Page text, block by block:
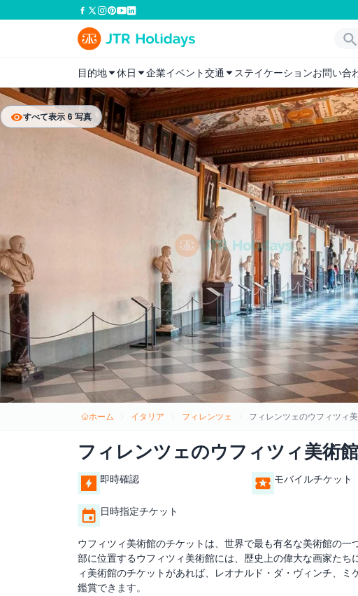
目的地 休日 企業イベント交通 ステイケーションお問い合
すべて表示 6 写真
ホーム イタリア フィレンツェ フィレンツェのウフィツィ
フィレンツェのウフィツィ美術
即時確認 モバイルチケット
日時指定チケット
ウフィツィ美術館のチケットは、世界で最も有名な美術館の
部に位置するウフィツィ美術館には、歴史上の偉大な画家た
ィ美術館のチケットがあれば、レオナルド・ダ・ヴィンチ、
鑑賞できます。